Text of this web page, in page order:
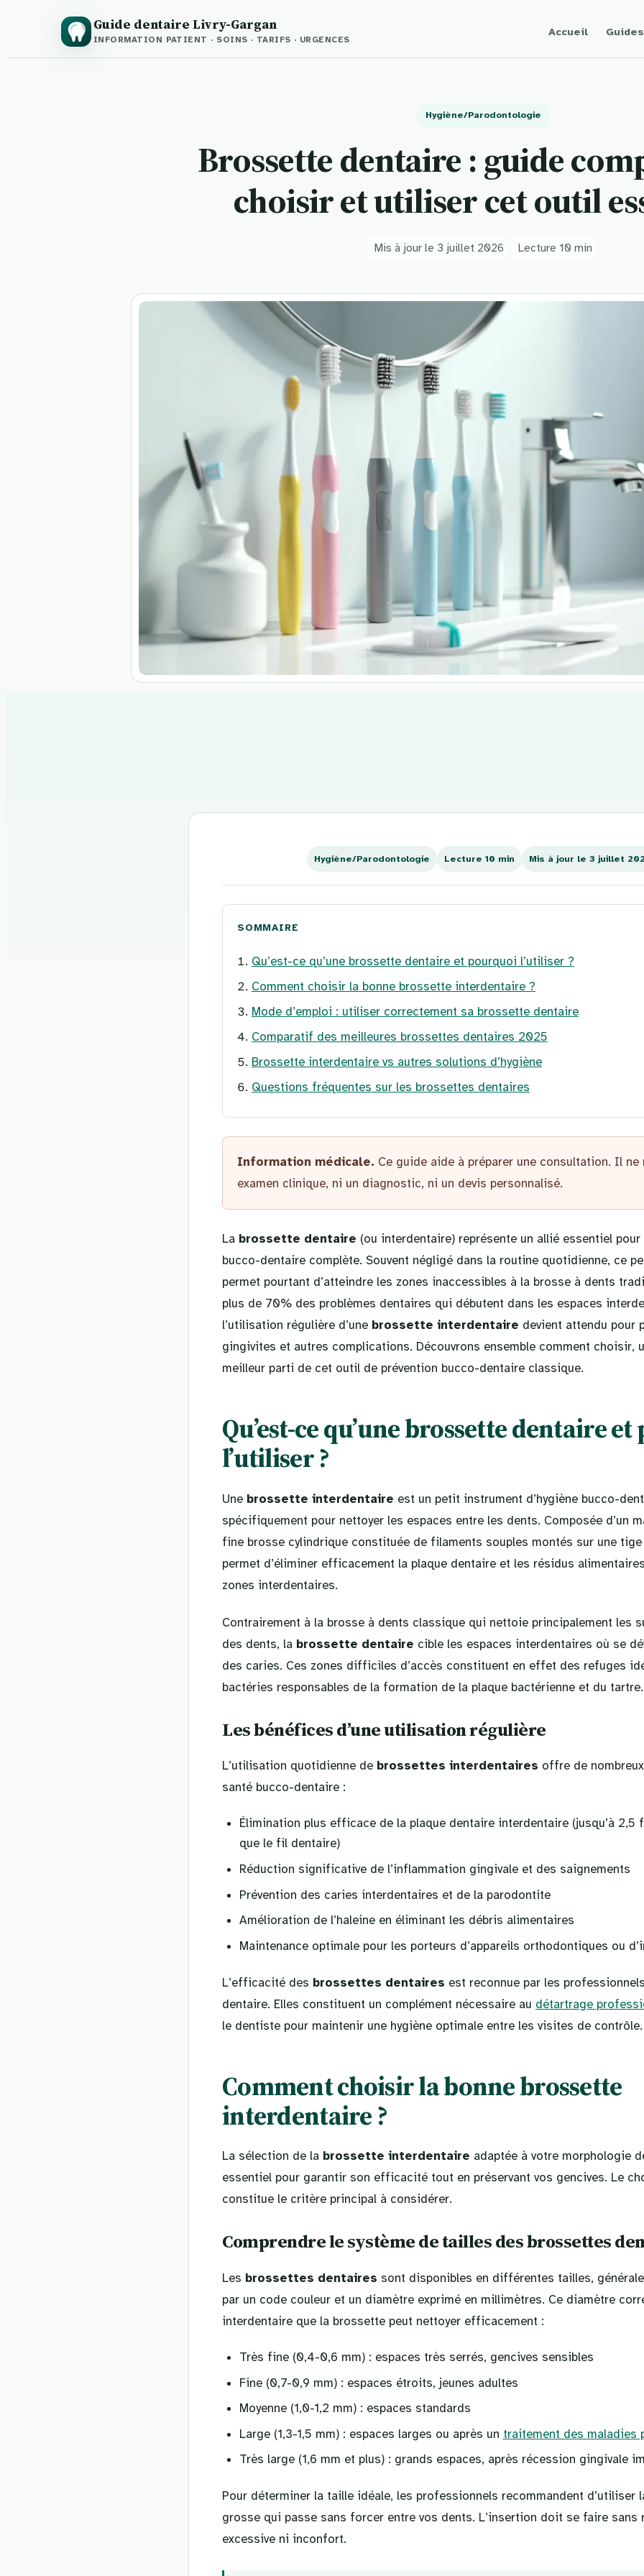
Guide dentaire Livry-Gargan
INFORMATION PATIENT · SOINS · TARIFS · URGENCES
Accueil Guides
Hygiène/Parodontologie
Brossette dentaire : guide
choisir et utiliser cet outil
Mis à jour le 3 juillet 2026 Lecture 10 min
Hygiène/Parodontologie Lecture 10 min Mis à jour le 3 juillet
SOMMAIRE
Qu’est-ce qu’une brossette dentaire et pourquoi l’utiliser ?
Comment choisir la bonne brossette interdentaire ?
Mode d’emploi : utiliser correctement sa brossette dentaire
Comparatif des meilleures brossettes dentaires 2025
Brossette interdentaire vs autres solutions d’hygiène
Questions fréquentes sur les brossettes dentaires
Information médicale. Ce guide aide à préparer une consultation. Il ne
examen clinique, ni un diagnostic, ni un devis personnalisé.
La brossette dentaire (ou interdentaire) représente un allié essentiel pour
bucco-dentaire complète. Souvent négligé dans la routine quotidienne, ce
permet pourtant d’atteindre les zones inaccessibles à la brosse à dents
plus de 70% des problèmes dentaires qui débutent dans les espaces
l’utilisation régulière d’une brossette interdentaire devient attendu pour
gingivites et autres complications. Découvrons ensemble comment choisir,
meilleur parti de cet outil de prévention bucco-dentaire classique.
Qu’est-ce qu’une brossette dentaire
l’utiliser ?
Une brossette interdentaire est un petit instrument d’hygiène bucco-
spécifiquement pour nettoyer les espaces entre les dents. Composée d’un
fine brosse cylindrique constituée de filaments souples montés sur une
permet d’éliminer efficacement la plaque dentaire et les résidus
zones interdentaires.
Contrairement à la brosse à dents classique qui nettoie principalement les
des dents, la brossette dentaire cible les espaces interdentaires où se
des caries. Ces zones difficiles d’accès constituent en effet des refuges
bactéries responsables de la formation de la plaque bactérienne et du tartre.
Les bénéfices d’une utilisation régulière
L’utilisation quotidienne de brossettes interdentaires offre de
santé bucco-dentaire :
Élimination plus efficace de la plaque dentaire interdentaire (jusqu’à
que le fil dentaire)
Réduction significative de l’inflammation gingivale et des saignements
Prévention des caries interdentaires et de la parodontite
Amélioration de l’haleine en éliminant les débris alimentaires
Maintenance optimale pour les porteurs d’appareils orthodontiques ou
L’efficacité des brossettes dentaires est reconnue par les
dentaire. Elles constituent un complément nécessaire au détartrage
le dentiste pour maintenir une hygiène optimale entre les visites de contrôle.
Comment choisir la bonne brossette
interdentaire ?
La sélection de la brossette interdentaire adaptée à votre morphologie
essentiel pour garantir son efficacité tout en préservant vos gencives. Le
constitue le critère principal à considérer.
Comprendre le système de tailles des brossettes
Les brossettes dentaires sont disponibles en différentes tailles,
par un code couleur et un diamètre exprimé en millimètres. Ce diamètre
interdentaire que la brossette peut nettoyer efficacement :
Très fine (0,4-0,6 mm) : espaces très serrés, gencives sensibles
Fine (0,7-0,9 mm) : espaces étroits, jeunes adultes
Moyenne (1,0-1,2 mm) : espaces standards
Large (1,3-1,5 mm) : espaces larges ou après un traitement des maladies
Très large (1,6 mm et plus) : grands espaces, après récession gingivale
Pour déterminer la taille idéale, les professionnels recommandent d’utiliser
grosse qui passe sans forcer entre vos dents. L’insertion doit se faire sans
excessive ni inconfort.